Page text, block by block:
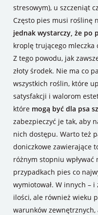
stresowym), u szczeniąt
Często pies musi roślinę
jednak wystarczy, że po
kroplę trującego mleczka
Z tego powodu, jak
złoty środek. Nie ma co
wszystkich roślin, które
satysfakcji i walorom
które mogą być dla psa
zabezpieczyć je tak, aby
nich dostępu. Warto też
doniczkowe zawierające
różnym stopniu wpływać
przypadkach pies co
wymiotował. W innych –
ilości, ale również wieku
warunków